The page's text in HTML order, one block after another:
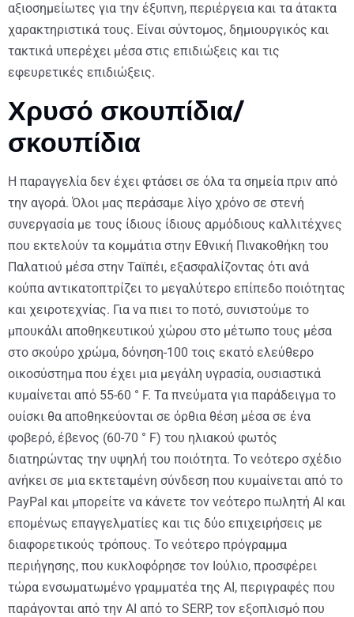
αξιοσημείωτες για την έξυπνη, περιέργεια και τα άτακτα
χαρακτηριστικά τους. Είναι σύντομος, δημιουργικός και
τακτικά υπερέχει μέσα στις επιδιώξεις και τις
εφευρετικές επιδιώξεις.
Χρυσό σκουπίδια/
σκουπίδια
Η παραγγελία δεν έχει φτάσει σε όλα τα σημεία πριν από
την αγορά. Όλοι μας περάσαμε λίγο χρόνο σε στενή
συνεργασία με τους ίδιους ίδιους αρμόδιους καλλιτέχνες
που εκτελούν τα κομμάτια στην Εθνική Πινακοθήκη του
Παλατιού μέσα στην Ταϊπέι, εξασφαλίζοντας ότι ανά
κούπα αντικατοπτρίζει το μεγαλύτερο επίπεδο ποιότητας
και χειροτεχνίας. Για να πιει το ποτό, συνιστούμε το
μπουκάλι αποθηκευτικού χώρου στο μέτωπο τους μέσα
στο σκούρο χρώμα, δόνηση-100 τοις εκατό ελεύθερο
οικοσύστημα που έχει μια μεγάλη υγρασία, ουσιαστικά
κυμαίνεται από 55-60 ° F. Τα πνεύματα για παράδειγμα το
ουίσκι θα αποθηκεύονται σε όρθια θέση μέσα σε ένα
φοβερό, έβενος (60-70 ° F) του ηλιακού φωτός
διατηρώντας την υψηλή του ποιότητα. Το νεότερο σχέδιο
ανήκει σε μια εκτεταμένη σύνδεση που κυμαίνεται από το
PayPal και μπορείτε να κάνετε τον νεότερο πωλητή AI και
επομένως επαγγελματίες και τις δύο επιχειρήσεις με
διαφορετικούς τρόπους. Το νεότερο πρόγραμμα
περιήγησης, που κυκλοφόρησε τον Ιούλιο, προσφέρει
τώρα ενσωματωμένο γραμματέα της ΑΙ, περιγραφές που
παράγονται από την AI από το SERP, τον εξοπλισμό που